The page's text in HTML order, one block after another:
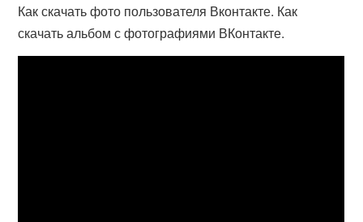
Как скачать фото пользователя Вконтакте. Как
скачать альбом с фотографиями ВКонтакте.